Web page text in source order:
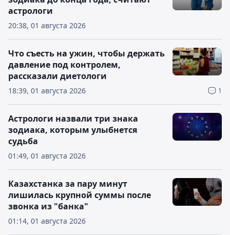
20:38, 01 августа 2026
астрологи
18:39, 01 августа 2026 1
Что съесть на ужин, чтобы держать
давление под контролем,
рассказали диетологи
01:49, 01 августа 2026
Астрологи назвали три знака
зодиака, которым улыбнется
судьба
01:14, 01 августа 2026
Казахстанка за пару минут
лишилась крупной суммы после
звонка из "банка"